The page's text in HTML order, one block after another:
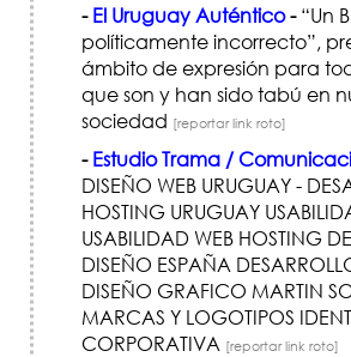
- El Uruguay Auténtico-“Un
políticamente incorrecto”,
ámbito de expresión para
que son y han sido tabú en
sociedad [reportar link roto]
- Estudio Trama /
DISEÑO WEB URUGUAY -
HOSTING URUGUAY
USABILIDAD WEB HOSTING
DISEÑO ESPAÑA
DISEÑO GRAFICO MARTIN
MARCAS Y LOGOTIPOS
CORPORATIVA [reportar link roto]